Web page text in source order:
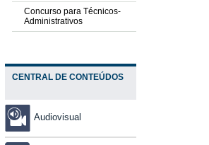
Concurso para Técnicos-
Administrativos
CENTRAL DE CONTEÚDOS
Audiovisual